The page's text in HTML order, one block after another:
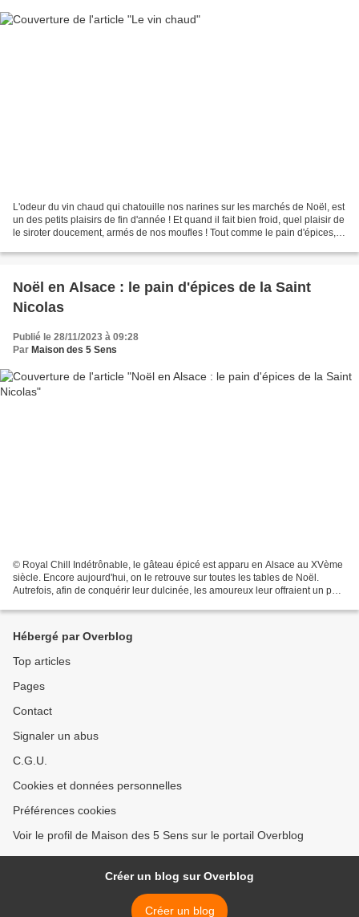
L'odeur du vin chaud qui chatouille nos narines sur les marchés de Noël, est
un des petits plaisirs de fin d'année ! Et quand il fait bien froid, quel plaisir de
le siroter doucement, armés de nos moufles ! Tout comme le pain d'épices, le
Noël en Alsace : le pain d'épices de la Saint
Nicolas
Publié le 28/11/2023 à 09:28
Par Maison des 5 Sens
© Royal Chill Indétrônable, le gâteau épicé est apparu en Alsace au XVème
siècle. Encore aujourd'hui, on le retrouve sur toutes les tables de Noël.
Autrefois, afin de conquérir leur dulcinée, les amoureux leur offraient un pain
Hébergé par Overblog
Top articles
Pages
Contact
Signaler un abus
C.G.U.
Cookies et données personnelles
Préférences cookies
Voir le profil de Maison des 5 Sens sur le portail Overblog
Créer un blog sur Overblog
Créer un blog